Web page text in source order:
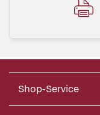
Shop-Service